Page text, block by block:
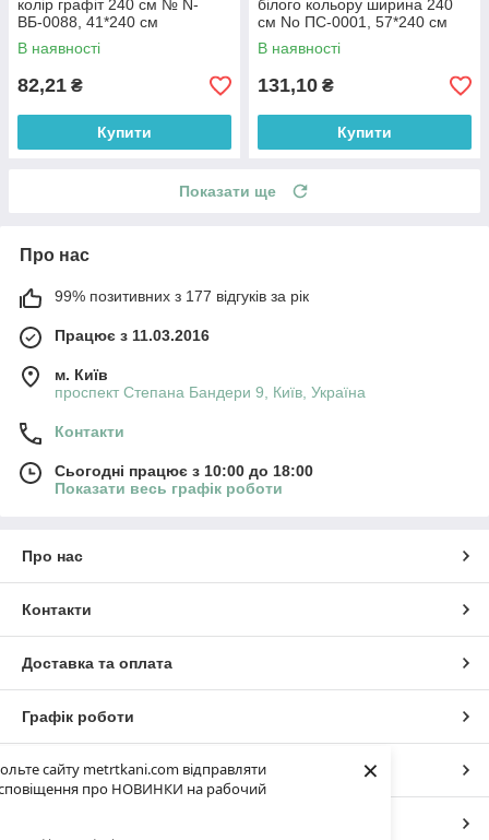
сайту metrtkani.com відправляти
про НОВИНКИ на рабочий
×
колір графіт 240 см № N-
ВБ-0088, 41*240 см
В наявності
82,21 ₴
Купити
білого кольору ширина 240
см No ПС-0001, 57*240 см
В наявності
131,10 ₴
Купити
Показати ще
Про нас
99% позитивних з 177 відгуків за рік
Працює з 11.03.2016
м. Київ
проспект Степана Бандери 9, Київ, Україна
Контакти
Сьогодні працює з 10:00 до 18:00
Показати весь графік роботи
Про нас
Контакти
Доставка та оплата
Графік роботи
Повна версія сайту